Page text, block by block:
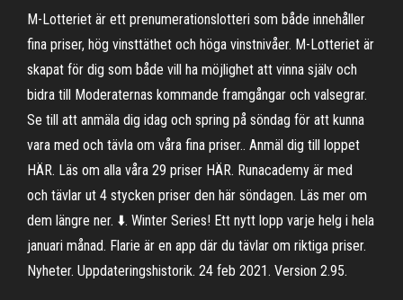
M-Lotteriet är ett prenumerationslotteri som både innehåller
fina priser, hög vinsttäthet och höga vinstnivåer. M-Lotteriet är
skapat för dig som både vill ha möjlighet att vinna själv och
bidra till Moderaternas kommande framgångar och valsegrar.
Se till att anmäla dig idag och spring på söndag för att kunna
vara med och tävla om våra fina priser.. Anmäl dig till loppet
HÄR. Läs om alla våra 29 priser HÄR. Runacademy är med
och tävlar ut 4 stycken priser den här söndagen. Läs mer om
dem längre ner. ⬇️. Winter Series! Ett nytt lopp varje helg i hela
januari månad. Flarie är en app där du tävlar om riktiga priser.
Nyheter. Uppdateringshistorik. 24 feb 2021. Version 2.95.